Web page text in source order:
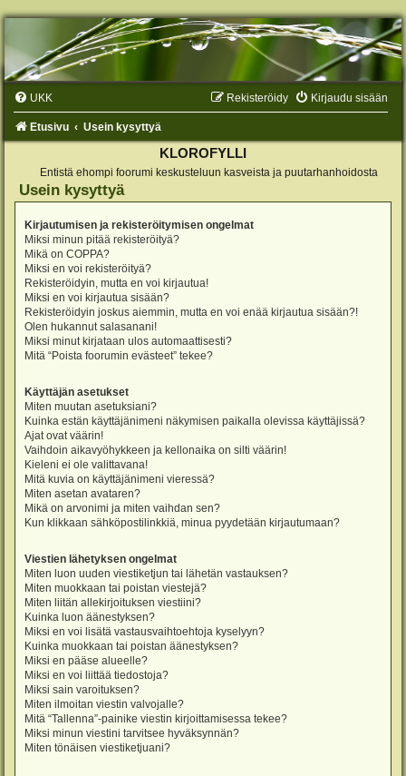
UKK Kirjaudu sisään
Rekisteröidy
Etusivu Usein kysyttyä
KLOROFYLLI
Entistä ehompi foorumi keskusteluun kasveista ja puutarhanhoidosta
Usein kysyttyä
Kirjautumisen ja rekisteröitymisen ongelmat
Miksi minun pitää rekisteröityä?
Mikä on COPPA?
Miksi en voi rekisteröityä?
Rekisteröidyin, mutta en voi kirjautua!
Miksi en voi kirjautua sisään?
Rekisteröidyin joskus aiemmin, mutta en voi enää kirjautua sisään?!
Olen hukannut salasanani!
Miksi minut kirjataan ulos automaattisesti?
Mitä “Poista foorumin evästeet” tekee?
Käyttäjän asetukset
Miten muutan asetuksiani?
Kuinka estän käyttäjänimeni näkymisen paikalla olevissa käyttäjissä?
Ajat ovat väärin!
Vaihdoin aikavyöhykkeen ja kellonaika on silti väärin!
Kieleni ei ole valittavana!
Mitä kuvia on käyttäjänimeni vieressä?
Miten asetan avataren?
Mikä on arvonimi ja miten vaihdan sen?
Kun klikkaan sähköpostilinkkiä, minua pyydetään kirjautumaan?
Viestien lähetyksen ongelmat
Miten luon uuden viestiketjun tai lähetän vastauksen?
Miten muokkaan tai poistan viestejä?
Miten liitän allekirjoituksen viestiini?
Kuinka luon äänestyksen?
Miksi en voi lisätä vastausvaihtoehtoja kyselyyn?
Kuinka muokkaan tai poistan äänestyksen?
Miksi en pääse alueelle?
Miksi en voi liittää tiedostoja?
Miksi sain varoituksen?
Miten ilmoitan viestin valvojalle?
Mitä “Tallenna”-painike viestin kirjoittamisessa tekee?
Miksi minun viestini tarvitsee hyväksynnän?
Miten tönäisen viestiketjuani?